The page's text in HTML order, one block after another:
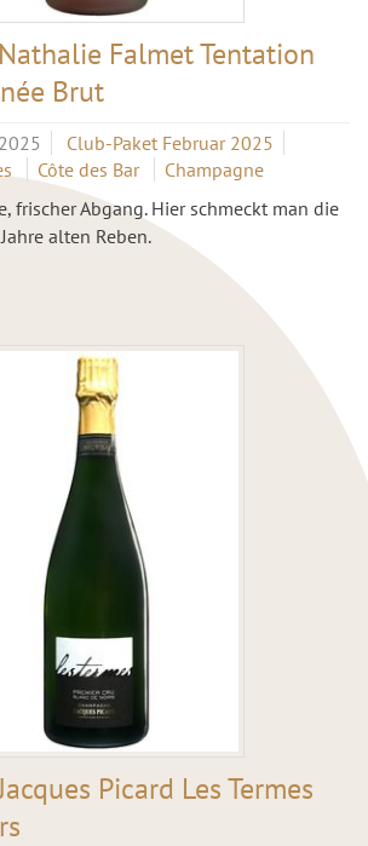
Falmet Tentation
Brut
Club-Paket Februar 2025
Côte des Bar
Champagne
frischer Abgang. Hier schmeckt man die
alten Reben.
Picard Les Termes